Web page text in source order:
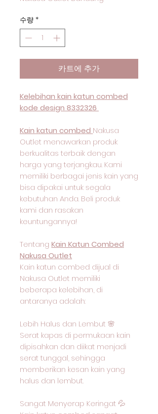
수량 *
카트에 추가
Kelebihan kain katun combed
kode design 8332326
Kain katun combed Nakusa
Outlet menawarkan produk
berkualitas terbaik dengan
harga yang terjangkau. Kami
memiliki berbagai jenis kain yang
bisa dipakai untuk segala
kebutuhan Anda. Beli produk
kami dan rasakan
keuntungannya!
Tentang Kain Katun Combed
Nakusa Outlet
Kain katun combed dijual di
Nakusa Outlet memiliki
beberapa kelebihan, di
antaranya adalah:
Lebih Halus dan Lembut 🌸
Serat kapas di permukaan kain
dipisahkan dan diikat menjadi
serat tunggal, sehingga
memberikan kesan kain yang
halus dan lembut.
Sangat Menyerap Keringat 💦